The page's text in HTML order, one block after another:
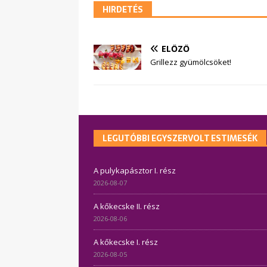
HIRDETÉS
ELŐZŐ
Grillezz gyümölcsöket!
LEGUTÓBBI EGYSZERVOLT ESTIMESÉK
A pulykapásztor I. rész
2026-08-07
A kőkecske II. rész
2026-08-06
A kőkecske I. rész
2026-08-05